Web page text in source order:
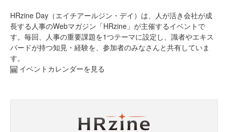
HRzine Day（エイチアールジン・デイ）は、人が活き会社が成
長する人事のWebマガジン「HRzine」が主催するイベントで
す。毎回、人事の重要課題を1つテーマに設定し、識者やエキス
パードが持つ知見・経験を、参加者のみなさんと共有していま
す。
イベントカレンダーを見る